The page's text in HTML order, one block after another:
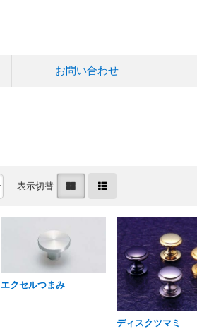
お問い合わせ
表示切替
エクセルつまみ
ディスクツマミ